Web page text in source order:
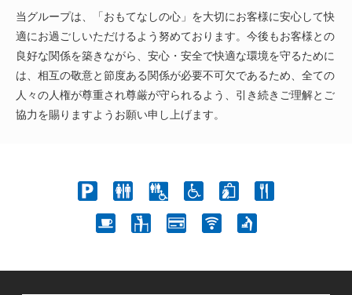
当グループは、「おもてなしの心」を大切にお客様に安心して快
適にお過ごしいただけるよう努めております。今後もお客様との
良好な関係を築きながら、安心・安全で快適な環境を守るために
は、相互の敬意と節度ある関係が必要不可欠であるため、全ての
人々の人権が尊重され尊厳が守られるよう、引き続きご理解とご
協力を賜りますようお願い申し上げます。